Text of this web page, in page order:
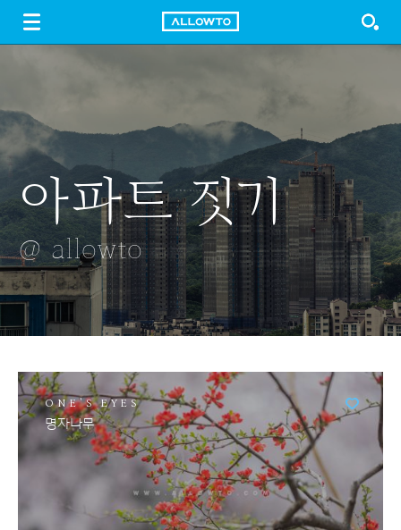
FREE DOWNLOAD
아파트 짓기
@ allowto
장미
@ allowto
옛날담배
@ allowto
공방 풍경
@ allowto
기와
@ allowto
ONE'S EYES
명자나무